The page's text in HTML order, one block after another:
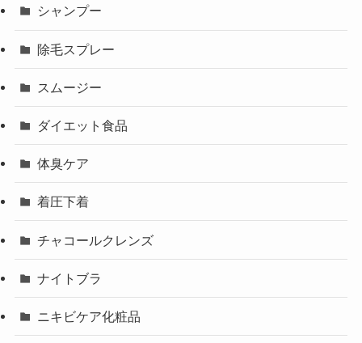
シャンプー
除毛スプレー
スムージー
ダイエット食品
体臭ケア
着圧下着
チャコールクレンズ
ナイトブラ
ニキビケア化粧品